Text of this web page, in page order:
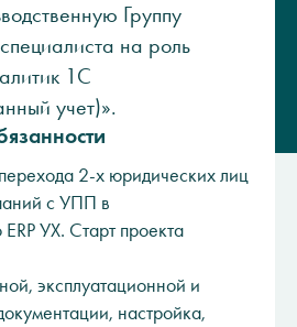
Группу
на роль
1С
учет)».
2-х юридических лиц
с УПП в
УХ. Старт проекта
эксплуатационной и
настройка,